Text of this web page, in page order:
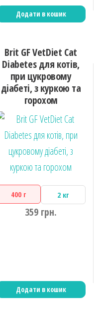
Додати в кошик
Brit GF VetDiet Cat
Diabetes для котів,
при цукровому
діабеті, з куркою та
горохом
400 г 2 кг
359 грн.
Додати в кошик